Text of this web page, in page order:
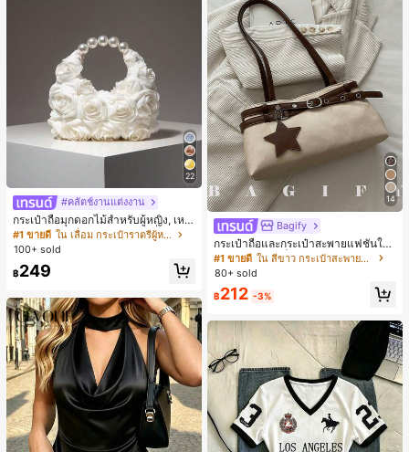
22
#คลัตช์งานแต่งงาน
กระเป๋าถือมุกดอกไม้สำหรับผู้หญิง, เหม
าะสำหรับชุดราตรี, ชุดบอล, เครื่องประ
ดับงานแต่งงาน, กระเป๋าสตางค์สุภาพส
สุ่ม)
#1 ขายดี
ใน เลื่อม กระเป๋าราตรีผู้หญิง
100+ sold
฿249
14
Bagify
กระเป๋าถือและกระเป๋าสะพายแฟชั่นให
ม่ ตกแต่งด้วยเข็มขัด เหมาะสำหรับงาน
ปาร์ตี้ การรวมตัว การออกไปข้างนอก ก
ารท่องเที่ยว การช้อปปิ้ง และการใช้งาน
ประจำวัน สามารถเก็บเหรียญ โทรศัพท์
เหมาะสำหรับกระเป๋าทำงานของพนักง
านออฟฟิศ นักศึกษามหาวิทยาลัย และ
พนักงานออฟฟิศ กระเป๋าผู้หญิงที่หรูหรา
#1 ขายดี
ใน สีขาว กระเป๋าสะพายผู้หญิง
80+ sold
฿212 -3%